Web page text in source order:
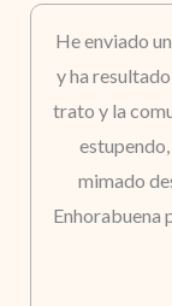
He enviado
y ha
trato y la
mimado
Enhorabuena